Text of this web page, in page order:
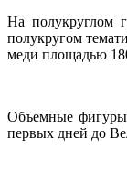
На полукруглом
полукругом
меди площадью
Объемные
первых дней до